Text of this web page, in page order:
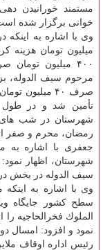
مستمند خورانیدن
خوانی برگزار شده
میلیون تومان هزینه
۴۰۰ میلیون
مرحوم سیف الدوله،
شهرستان در شب های
رمضان، محرم و صفر
شهرستان، اظهار
سیف الدوله در بخش
سطح كشور جایگاه
الملوك فخرالحاجیه
نمود و افزود: امسال
رئیس اداره اوقاف